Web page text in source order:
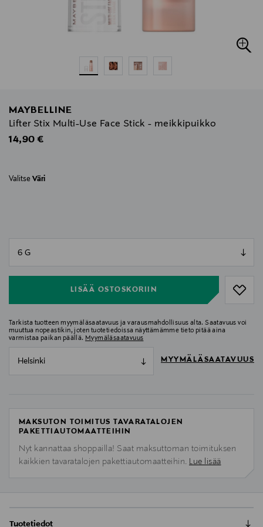
MAYBELLINE
Lifter Stix Multi-Use Face Stick - meikkipuikko
Original Price
14,90 €
Valitse Väri
LISÄÄ OSTOSKORIIN
Tarkista tuotteen myymäläsaatavuus ja varausmahdollisuus alta. Saatavuus voi
muuttua nopeastikin, joten tuotetiedoissa näyttämämme tieto pitää aina
varmistaa paikan päällä. Myymäläsaatavuus
Helsinki MYYMÄLÄSAATAVUUS
MAKSUTON TOIMITUS TAVARATALOJEN
PAKETTIAUTOMAATTEIHIN
Nyt kannattaa shoppailla! Saat maksuttoman toimituksen
kaikkien tavaratalojen pakettiautomaatteihin. Lue lisää
Tuotetiedot